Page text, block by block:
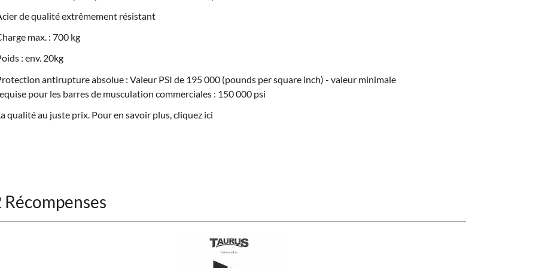
de qualité extrêmement résistant
max. : 700 kg
: env. 20kg
antirupture absolue : Valeur PSI de 195 000 (pounds per square inch) - valeur minimale
pour les barres de musculation commerciales : 150 000 psi
qualité au juste prix. Pour en savoir plus, cliquez ici
Récompenses